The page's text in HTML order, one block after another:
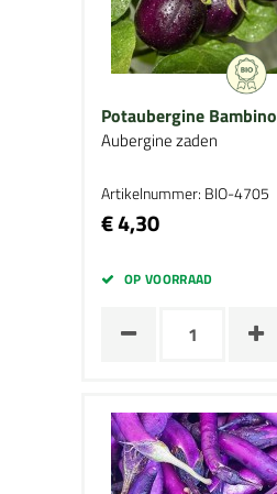
Potaubergine Bambino
Aubergine zaden
Artikelnummer: BIO-4705
€ 4,30
OP VOORRAAD